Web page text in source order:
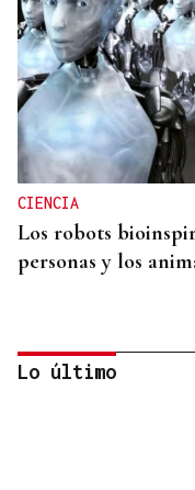
CIENCIA
Los robots
personas y los
Lo último